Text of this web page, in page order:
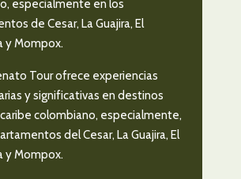
especialmente en los
de Cesar, La Guajira, El
y Mompox.
Tour ofrece experiencias
y significativas en destinos
colombiano, especialmente,
del Cesar, La Guajira, El
y Mompox.